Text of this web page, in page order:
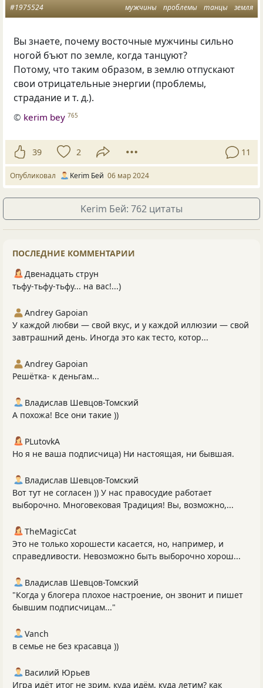
мужчины проблемы танцы земля
#1975524
Вы знаете, почему восточные мужчины сильно
ногой бъют по земле, когда танцуют?
Потому, что таким образом, в землю отпускают
свои отрицательные энергии (проблемы,
страдание и т. д.).
© kerim bey 765
39 2 11
Опубликовал Kerim Бей 06 мар 2024
Kerim Бей: 762 цитаты
ПОСЛЕДНИЕ КОММЕНТАРИИ
Двенадцать струн
тьфу-тьфу-тьфу... на вас!...)
Andrey Gapoian
У каждой любви — свой вкус, и у каждой иллюзии — свой
завтрашний день. Иногда это как тесто, котор...
Andrey Gapoian
Решётка- к деньгам...
Владислав Шевцов-Томский
А похожа! Все они такие ))
PLutоvkА
Но я не ваша подписчица) Ни настоящая, ни бывшая.
Владислав Шевцов-Томский
Вот тут не согласен )) У нас правосудие работает
выборочно. Многовековая Традиция! Вы, возможно,...
TheMagicCat
Это не только хорошести касается, но, например, и
справедливости. Невозможно быть выборочно хорош...
Владислав Шевцов-Томский
"Когда у блогера плохое настроение, он звонит и пишет
бывшим подписчицам..."
Vanch
в семье не без красавца ))
Василий Юрьев
Игра идёт итог не зрим, куда идём, куда летим? как